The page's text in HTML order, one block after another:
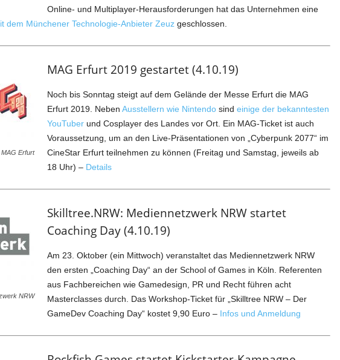
Online- und Multiplayer-Herausforderungen hat das Unternehmen eine
dem Münchener Technologie-Anbieter Zeuzgeschlossen.
MAG Erfurt
MAG Erfurt 2019 gestartet (4.10.19)
Noch bis Sonntag steigt auf dem Gelände der Messe Erfurt die MAG
Erfurt 2019. Neben Ausstellern wie Nintendosind einige der bekanntesten
YouTuberund Cosplayer des Landes vor Ort. Ein MAG-Ticket ist auch
Voraussetzung, um an den Live-Präsentationen von „Cyberpunk 2077“ im
CineStar Erfurt teilnehmen zu können (Freitag und Samstag, jeweils ab
18 Uhr) – Details
NRW
Skilltree.NRW: Mediennetzwerk NRW startet
Coaching Day (4.10.19)
Am 23. Oktober (ein Mittwoch) veranstaltet das Mediennetzwerk NRW
den ersten „Coaching Day“ an der School of Games in Köln. Referenten
aus Fachbereichen wie Gamedesign, PR und Recht führen acht
Masterclasses durch. Das Workshop-Ticket für „Skilltree NRW – Der
GameDev Coaching Day“ kostet 9,90 Euro – Infos und Anmeldung